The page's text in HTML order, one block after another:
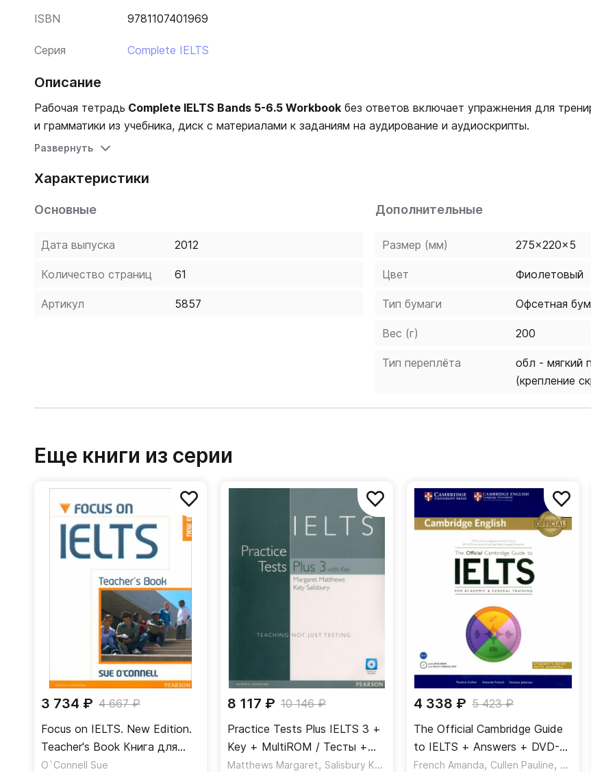
ISBN 9781107401969
Серия Complete IELTS
Описание
Рабочая тетрадь Complete IELTS Bands 5-6.5 Workbook без ответов включает упражнения для
и грамматики из учебника, диск с материалами к заданиям на аудирование и аудиоскрипты.
Развернуть
Характеристики
Основные
Дата выпуска 2012
Количество страниц 61
Артикул 5857
Дополнительные
Размер (мм) 275x220x5
Цвет Фиолетовый
Тип бумаги Офсетная
Вес (г) 200
Тип переплёта
обл - мягкий
(крепление
Еще книги из серии
3 734 ₽ 4 667 ₽
Focus on IELTS. New Edition.
Teacher's Book Книга для
учителя
O`Connell Sue
8 117 ₽ 10 146 ₽
Practice Tests Plus IELTS 3 +
Key + MultiROM / Тесты +
ответы + MultiROM
Matthews Margaret, Salisbury Katy
4 338 ₽ 5 423 ₽
The Official Cambridge Guide
to IELTS + Answers + DVD-
ROM
French Amanda, Cullen Pauline,